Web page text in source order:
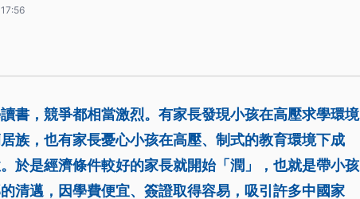
書，競爭都相當激烈。有家長發現小孩在高壓求學環境
族，也有家長憂心小孩在高壓、制式的教育環境下成
於是經濟條件較好的家長就開始「潤」，也就是帶小孩
清邁，因學費便宜、簽證取得容易，吸引許多中國家